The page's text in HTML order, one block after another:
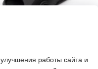
мужские
2607-L
руб руб
работы сайта и